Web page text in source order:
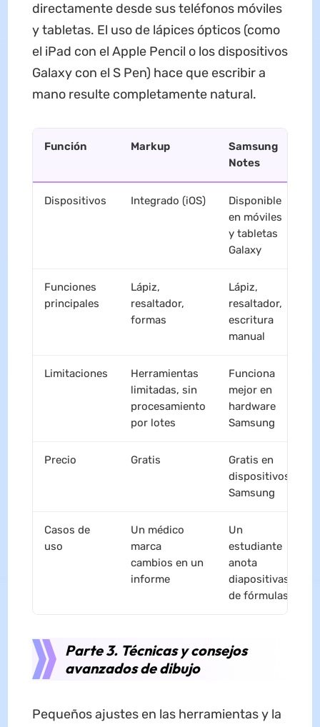
directamente desde sus teléfonos móviles
y tabletas. El uso de lápices ópticos (como
el iPad con el Apple Pencil o los dispositivos
Galaxy con el S Pen) hace que escribir a
mano resulte completamente natural.
Función Markup
Samsung
Notes
Dispositivos Integrado (iOS)
Disponible
en móviles
y tabletas
Galaxy
Funciones
principales
Lápiz,
resaltador,
formas
Lápiz,
resaltador,
escritura
manual
Limitaciones
Herramientas
limitadas, sin
procesamiento
por lotes
Funciona
mejor en
hardware
Samsung
Precio Gratis
Gratis en
dispositivos
Samsung
Casos de
uso
Un médico
marca
cambios en un
informe
Un
estudiante
anota
diapositivas
de fórmulas
Parte 3. Técnicas y consejos
avanzados de dibujo
Pequeños ajustes en las herramientas y la